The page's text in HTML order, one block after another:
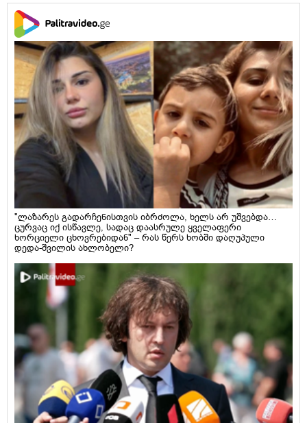
"ლაზარეს გადარჩენისთვის იბრძოლა, ხელს არ უშვებდა…
ცურვაც იქ ისწავლე, სადაც დაასრულე ყველაფერი
ხორციელი ცხოვრებიდან" – რას წერს ხობში დაღუპული
დედა-შვილის ახლობელი?